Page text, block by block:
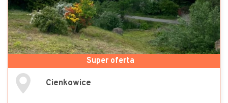
Cienkowice
Super oferta